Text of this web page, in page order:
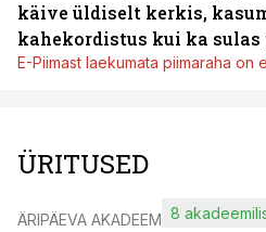
käive üldiselt kerkis,
kahekordistus kui ka sulas
E-Piimast laekumata piimaraha on
ÜRITUSED
ÄRIPÄEVA AKADEEMIA8